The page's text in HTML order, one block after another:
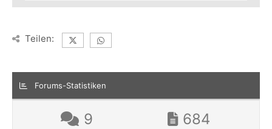
Teilen:
Forums-Statistiken
9 684